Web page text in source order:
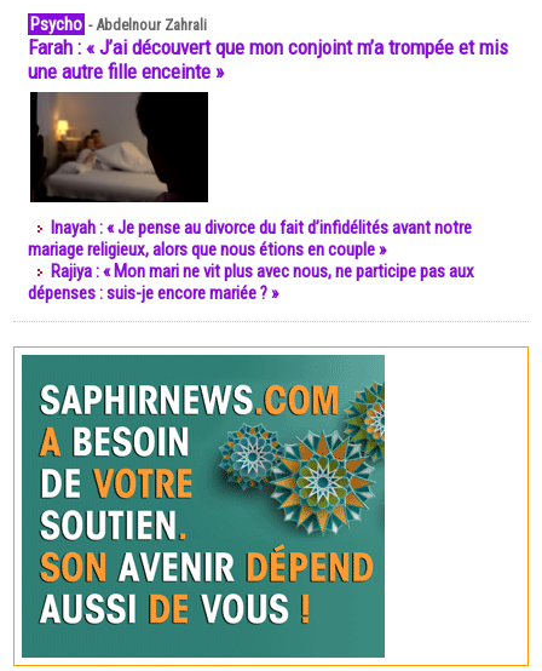
Psycho -Abdelnour Zahrali
Farah : « J’ai découvert que mon conjoint m’a trompée et mis
une autre fille enceinte »
Inayah : « Je pense au divorce du fait d’infidélités avant notre
mariage religieux, alors que nous étions en couple »
Rajiya : « Mon mari ne vit plus avec nous, ne participe pas aux
dépenses : suis-je encore mariée ? »